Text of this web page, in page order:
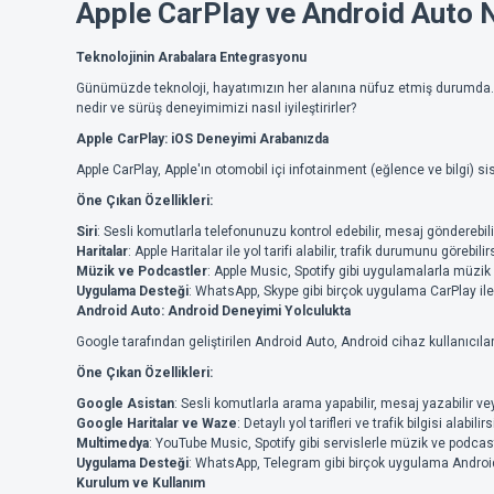
Apple CarPlay ve Android Auto
Teknolojinin Arabalara Entegrasyonu
Günümüzde teknoloji, hayatımızın her alanına nüfuz etmiş
nedir ve sürüş deneyimimizi nasıl iyileştirirler?
Apple CarPlay: iOS Deneyimi Arabanızda
Apple CarPlay, Apple'ın otomobil içi infotainment (eğlence ve bilgi)
Öne Çıkan Özellikleri:
Siri: Sesli komutlarla telefonunuzu kontrol edebilir, mesaj
Haritalar: Apple Haritalar ile yol tarifi alabilir, trafik durumunu
Müzik ve Podcastler: Apple Music, Spotify gibi uygulamalarla
Uygulama Desteği: WhatsApp, Skype gibi birçok uygulama CarPlay
Android Auto: Android Deneyimi Yolculukta
Google tarafından geliştirilen Android Auto, Android cihaz
Öne Çıkan Özellikleri:
Google Asistan: Sesli komutlarla arama yapabilir, mesaj yazabilir
Google Haritalar ve Waze: Detaylı yol tarifleri ve trafik bilgisi
Multimedya: YouTube Music, Spotify gibi servislerle müzik ve
Uygulama Desteği: WhatsApp, Telegram gibi birçok uygulama
Kurulum ve Kullanım